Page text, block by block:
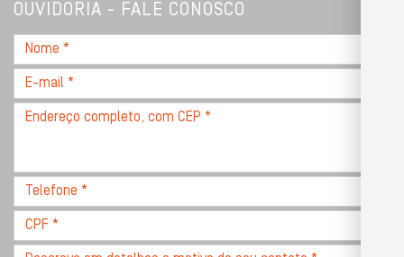
OUVIDORIA - FALE CONOSCO
Nome
*
E-
mail
Endereço
CEP
Telefone
*
CPF
*
Descreva